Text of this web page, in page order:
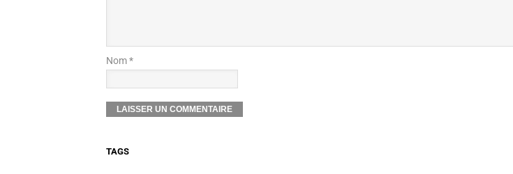
Nom *
TAGS